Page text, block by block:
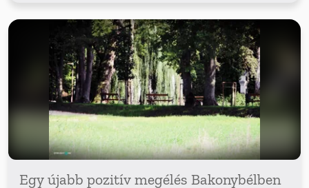
Egy újabb pozitív megélés Bakonybélben